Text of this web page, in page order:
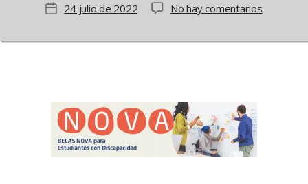
Fecha
la
24 julio de 2022 No hay comentariosen
NOVA